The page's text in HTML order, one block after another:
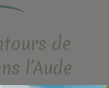
de
l’Aude